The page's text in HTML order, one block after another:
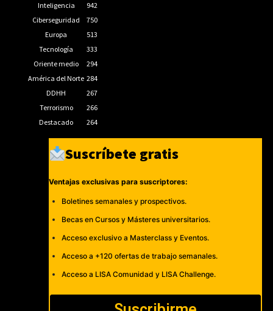
Inteligencia
942
Ciberseguridad
750
Europa
513
Tecnología
333
Oriente medio
294
América del Norte 284
DDHH
267
Terrorismo
266
Destacado
264
Suscríbete gratis
Ventajas exclusivas para suscriptores:
Boletines semanales y prospectivos.
Becas en Cursos y Másteres universitarios.
Acceso exclusivo a Masterclass y Eventos.
Acceso a +120 ofertas de trabajo semanales.
Acceso a LISA Comunidad y LISA Challenge.